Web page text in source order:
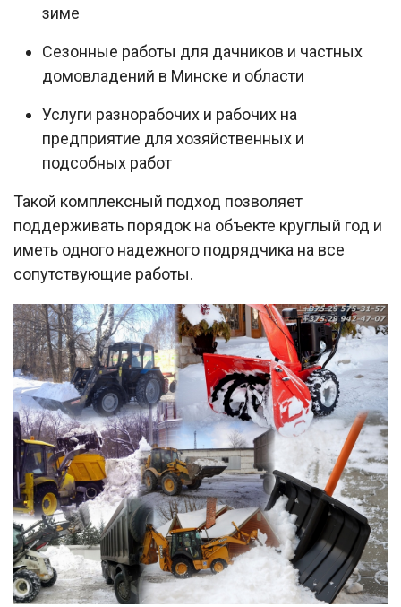
зиме
Сезонные работы для дачников и частных
домовладений в Минске и области
Услуги разнорабочих и рабочих на
предприятие для хозяйственных и
подсобных работ
Такой комплексный подход позволяет
поддерживать порядок на объекте круглый год и
иметь одного надежного подрядчика на все
сопутствующие работы.​